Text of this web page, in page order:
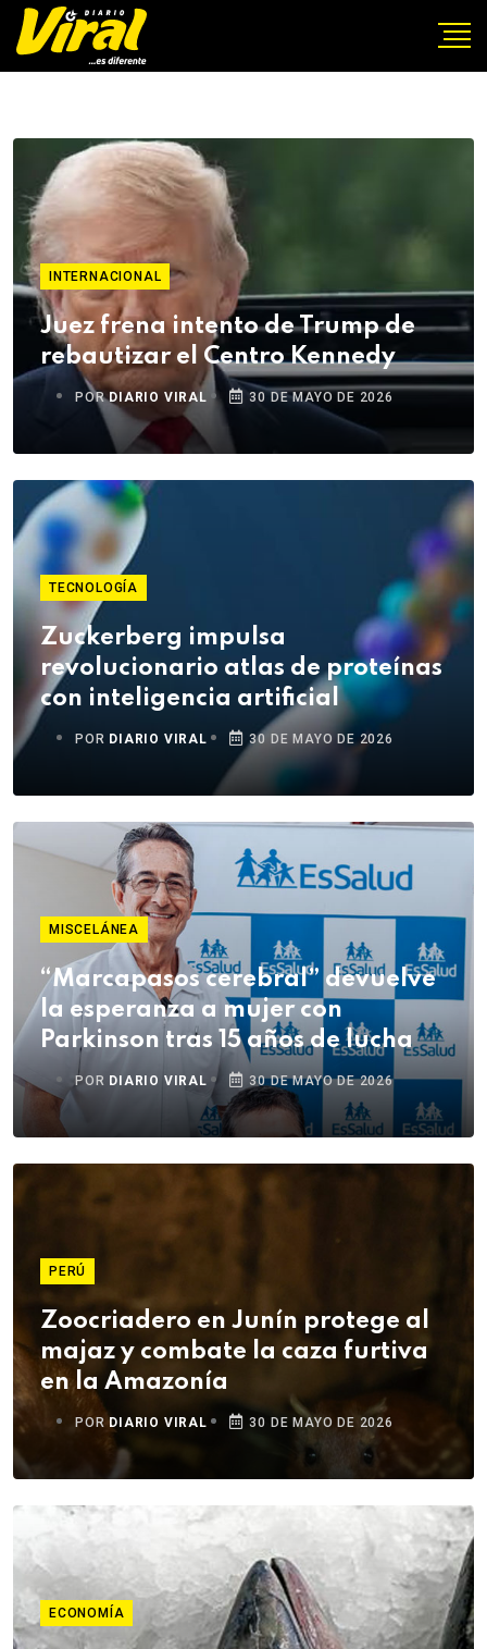
INTERNACIONAL
Juez frena intento de Trump de
rebautizar el Centro Kennedy
PORDIARIO VIRAL 30 DE MAYO DE 2026
TECNOLOGÍA
Zuckerberg impulsa
revolucionario atlas de proteínas
con inteligencia artificial
POR DIARIO VIRAL 30 DE MAYO DE 2026
MISCELÁNEA
“Marcapasos cerebral” devuelve
la esperanza a mujer con
Parkinson tras 15 años de lucha
POR DIARIO VIRAL 30 DE MAYO DE 2026
PERÚ
Zoocriadero en Junín protege al
majaz y combate la caza furtiva
en la Amazonía
PORDIARIO VIRAL 30 DE MAYO DE 2026
ECONOMÍA